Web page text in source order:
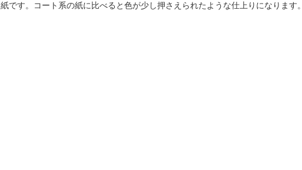
紙です。コート系の紙に比べると色が少し押さえられたような仕上りになります。